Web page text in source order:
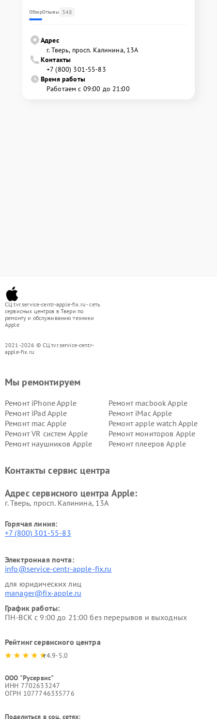
ОбзорОтзывы 348
Адрес
г. Тверь, просп. Калинина, 13А
Контакты
+7 (800) 301-55-83
Время работы
Работаем с 09:00 до 21:00
СЦ tvr.service-centr-apple-fix.ru - сеть
сервисных центров в Твери по
ремонту и обслуживанию техники
Apple
2021-2026 © СЦ tvr.service-centr-
apple-fix.ru
Мы ремонтируем
Ремонт iPhone Apple
Ремонт macbook Apple
Ремонт iPad Apple
Ремонт iMac Apple
Ремонт mac Apple
Ремонт apple watch Apple
Ремонт VR систем Apple
Ремонт мониторов Apple
Ремонт наушников Apple
Ремонт плееров Apple
Контакты сервис центра
Адрес сервисного центра Apple:
г. Тверь, просп. Калинина, 13А
Горячая линия:
+7 (800) 301-55-83
Электронная почта:
info@service-centr-apple-fix.ru
для юридических лиц
manager@fix-apple.ru
График работы:
ПН-ВСК с 9:00 до 21:00 без перерывов и выходных
Рейтинг сервисного центра
4.9-5.0
ООО "Русервис"
ИНН 7702633247
ОГРН 1077746335776
Поделиться в соц. сетях: